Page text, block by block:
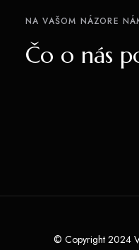
NA VAŠOM NÁZORE
Čo o nás
© Copyright 2024